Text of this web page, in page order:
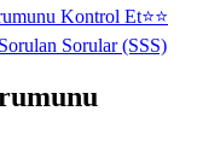
Kontrol Et⭐⭐
Sorular (SSS)